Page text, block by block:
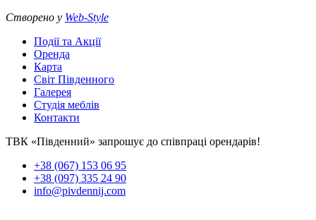
Створено у Web-Style
Події та Акції
Оренда
Карта
Світ Південного
Галерея
Студія меблів
Контакти
ТВК «Південний» запрошує до співпраці орендарів!
+38 (067) 153 06 95
+38 (097) 335 24 90
info@pivdennij.com